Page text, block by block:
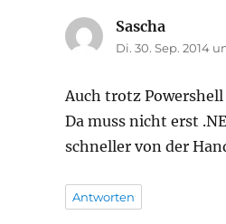
Sascha
Di. 30. Sep. 2014
Auch trotz
Da muss nicht erst
schneller von der
Antworten